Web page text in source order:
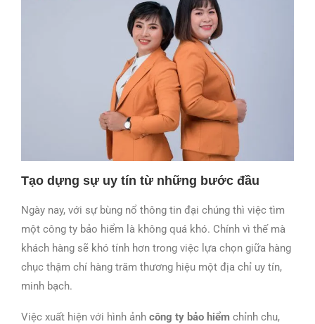
Tạo dựng sự uy tín từ những bước đầu
Ngày nay, với sự bùng nổ thông tin đại chúng thì việc tìm
một công ty bảo hiểm là không quá khó. Chính vì thế mà
khách hàng sẽ khó tính hơn trong việc lựa chọn giữa hàng
chục thậm chí hàng trăm thương hiệu một địa chỉ uy tín,
minh bạch.
Việc xuất hiện với hình ảnh công ty bảo hiểm chỉnh chu,